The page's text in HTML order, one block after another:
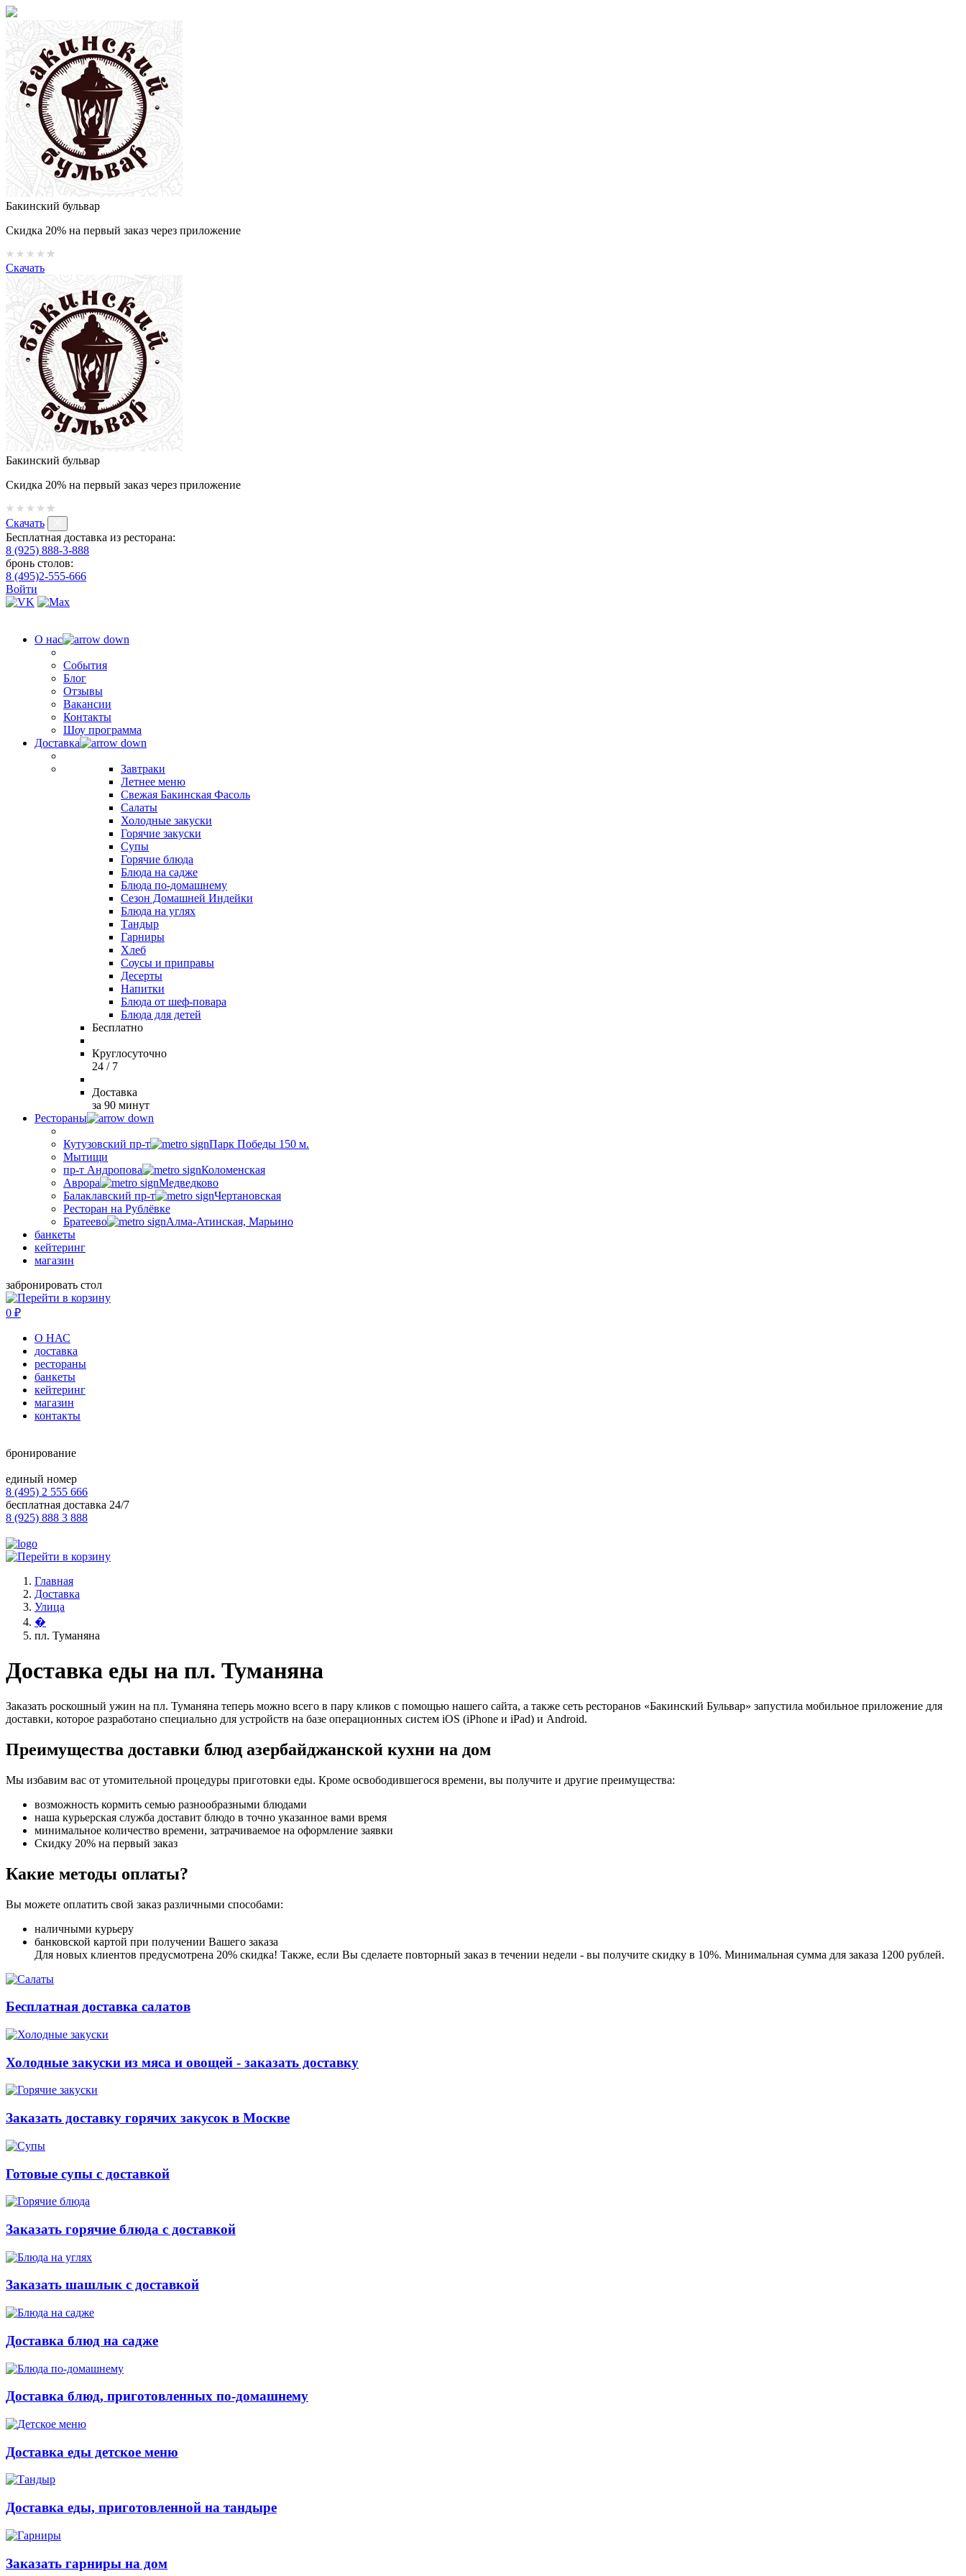
Бакинский бульвар
Скидка 20% на первый заказ через приложение
Скачать
Бакинский бульвар
Скидка 20% на первый заказ через приложение
Скачать
Бесплатная доставка из ресторана:
8 (925) 888-3-888
бронь столов:
8 (495)2-555-666
Войти
О нас
События
Блог
Отзывы
Вакансии
Контакты
Шоу программа
Доставка
Завтраки
Летнее меню
Свежая Бакинская Фасоль
Салаты
Холодные закуски
Горячие закуски
Супы
Горячие блюда
Блюда на садже
Блюда по-домашнему
Сезон Домашней Индейки
Блюда на углях
Тандыр
Гарниры
Хлеб
Соусы и приправы
Десерты
Напитки
Блюда от шеф-повара
Блюда для детей
Бесплатно
Круглосуточно
24 / 7
Доставка
за 90 минут
Рестораны
Кутузовский пр-т
Парк Победы 150 м.
Мытищи
пр-т Андропова
Коломенская
Аврора
Медведково
Балаклавский пр-т
Чертановская
Ресторан на Рублёвке
Братеево
Алма-Атинская, Марьино
банкеты
кейтеринг
магазин
забронировать стол
0 ₽
О НАС
доставка
рестораны
банкеты
кейтеринг
магазин
контакты
бронирование
единый номер
8 (495) 2 555 666
бесплатная доставка 24/7
8 (925) 888 3 888
Главная
Доставка
Улица
�
пл. Туманяна
Доставка еды на пл. Туманяна
Заказать роскошный ужин на пл. Туманяна теперь можно всего в пару кликов с помощью нашего сайта, а также сеть ресторанов «Бакинский Бульвар» запустила мобильное приложение для
доставки, которое разработано специально для устройств на базе операционных систем iOS (iPhone и iPad) и Android.
Преимущества доставки блюд азербайджанской кухни на дом
Мы избавим вас от утомительной процедуры приготовки еды. Кроме освободившегося времени, вы получите и другие преимущества:
возможность кормить семью разнообразными блюдами
наша курьерская служба доставит блюдо в точно указанное вами время
минимальное количество времени, затрачиваемое на оформление заявки
Скидку 20% на первый заказ
Какие методы оплаты?
Вы можете оплатить свой заказ различными способами:
наличными курьеру
банковской картой при получении Вашего заказа
Для новых клиентов предусмотрена 20% скидка! Также, если Вы сделаете повторный заказ в течении недели - вы получите скидку в 10%. Минимальная сумма для заказа 1200 рублей.
Бесплатная доставка салатов
Холодные закуски из мяса и овощей - заказать доставку
Заказать доставку горячих закусок в Москве
Готовые супы с доставкой
Заказать горячие блюда с доставкой
Заказать шашлык с доставкой
Доставка блюд на садже
Доставка блюд, приготовленных по-домашнему
Доставка еды детское меню
Доставка еды, приготовленной на тандыре
Заказать гарниры на дом